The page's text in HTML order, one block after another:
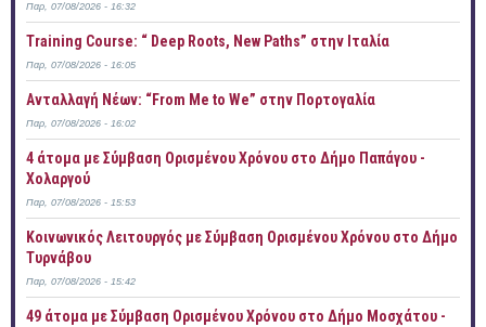
Παρ, 07/08/2026 - 16:32
Training Course: “ Deep Roots, New Paths” στην Ιταλία
Παρ, 07/08/2026 - 16:05
Ανταλλαγή Νέων: “From Me to We” στην Πορτογαλία
Παρ, 07/08/2026 - 16:02
4 άτομα με Σύμβαση Ορισμένου Χρόνου στο Δήμο Παπάγου -
Χολαργού
Παρ, 07/08/2026 - 15:53
Κοινωνικός Λειτουργός με Σύμβαση Ορισμένου Χρόνου στο Δήμο
Τυρνάβου
Παρ, 07/08/2026 - 15:42
49 άτομα με Σύμβαση Ορισμένου Χρόνου στο Δήμο Μοσχάτου -